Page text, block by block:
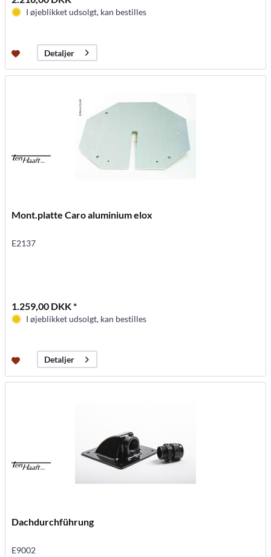
I øjeblikket udsolgt, kan bestilles
Detaljer
Mont.platte Caro aluminium elox
E2137
1.259,00 DKK *
I øjeblikket udsolgt, kan bestilles
Detaljer
Dachdurchführung
E9002